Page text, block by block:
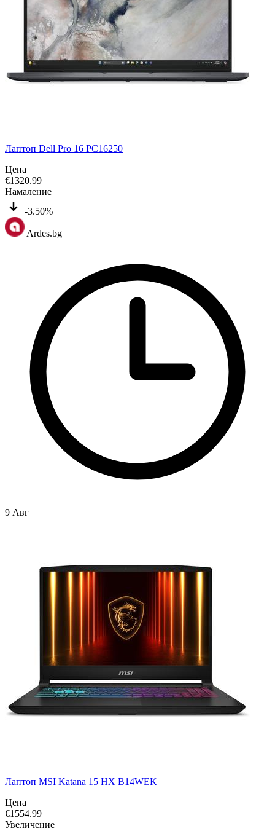
Лаптоп Dell Pro 16 PC16250
Цена
€1320.99
Намаление
-3.50%
Ardes.bg
9 Авг
Лаптоп MSI Katana 15 HX B14WEK
Цена
€1554.99
Увеличение